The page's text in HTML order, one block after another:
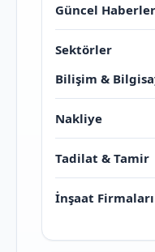
Güncel Haberler
Sektörler
Bilişim &
Nakliye
Tadilat & Tamir
İnşaat Firmaları